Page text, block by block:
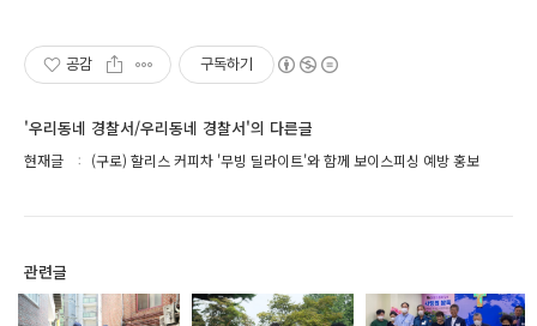
공감 구독하기
'우리동네 경찰서/우리동네 경찰서'의 다른글
현재글 (구로) 할리스 커피차 '무빙 딜라이트'와 함께 보이스피싱 예방 홍보
관련글